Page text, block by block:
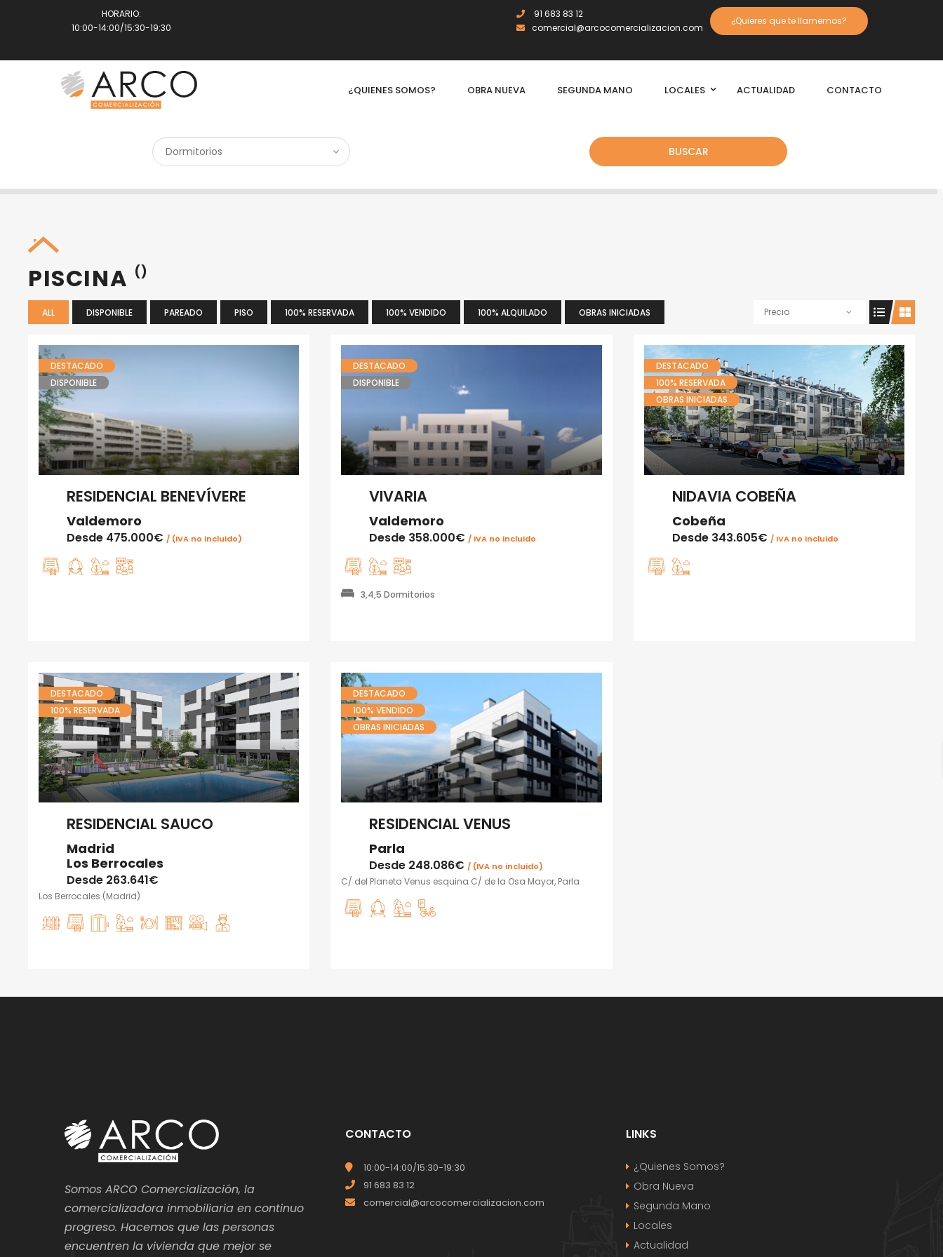
¿Quieres que te llamemos?
91 683 83 12
comercial@arcocomercializacion.com
HORARIO:
10:00-14:00/15:30-19:30
¿QUIENES SOMOS? OBRA NUEVA SEGUNDA MANO LOCALES ACTUALIDAD CONTACTO
SEARCH PROPERTY BUSCAR
PISCINA ()
ALL DISPONIBLE PAREADO PISO 100% RESERVADA 100% VENDIDO 100% ALQUILADO OBRAS INICIADAS Precio
DESTACADO
DISPONIBLE
RESIDENCIAL BENEVÍVERE
Valdemoro
Desde 475.000€ / (IVA no incluido)
DESTACADO
DISPONIBLE
VIVARIA
Valdemoro
Desde 358.000€/ IVA no incluido
3,4,5 Dormitorios
DESTACADO
100% RESERVADA
OBRAS INICIADAS
NIDAVIA COBEÑA
Cobeña
Desde 343.605€ / IVA no incluido
DESTACADO
100% RESERVADA
RESIDENCIAL SAUCO
Madrid
Los Berrocales
Desde 263.641€
Los Berrocales (Madrid)
DESTACADO
100% VENDIDO
OBRAS INICIADAS
RESIDENCIAL VENUS
Parla
Desde 248.086€/ (IVA no incluido)
C/ del Planeta Venus esquina C/ de la Osa Mayor, Parla
Somos ARCO Comercialización, la
comercializadora inmobiliaria en continuo
progreso. Hacemos que las personas
encuentren la vivienda que mejor se
CONTACTO
10:00-14:00/15:30-19:30
91 683 83 12
comercial@arcocomercializacion.com
LINKS
¿Quienes Somos?
Obra Nueva
Segunda Mano
Locales
Actualidad